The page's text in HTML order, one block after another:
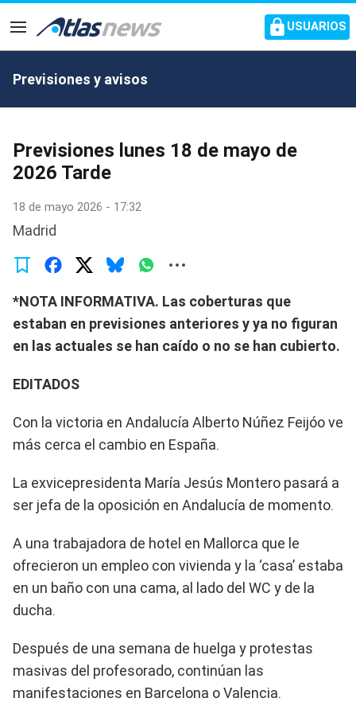
common.go-to-content
Navegación
USUARIOS
Previsiones y avisos
Previsiones lunes 18 de mayo de
2026 Tarde
18 de mayo 2026 - 17:32
Madrid
*NOTA INFORMATIVA. Las coberturas que
estaban en previsiones anteriores y ya no figuran
en las actuales se han caído o no se han cubierto.
EDITADOS
Con la victoria en Andalucía Alberto Núñez Feijóo ve
más cerca el cambio en España.
La exvicepresidenta María Jesús Montero pasará a
ser jefa de la oposición en Andalucía de momento.
A una trabajadora de hotel en Mallorca que le
ofrecieron un empleo con vivienda y la ‘casa’ estaba
en un baño con una cama, al lado del WC y de la
ducha.
Después de una semana de huelga y protestas
masivas del profesorado, continúan las
manifestaciones en Barcelona o Valencia.